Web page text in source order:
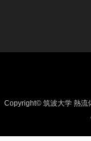
Copyright© 筑波大学 熱流